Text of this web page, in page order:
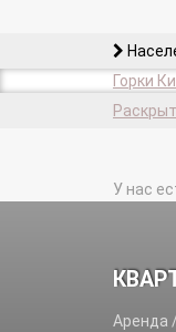
Горки
У нас
Аренда